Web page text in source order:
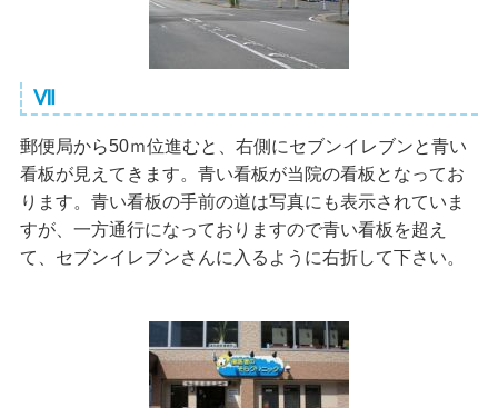
Ⅶ
郵便局から50ｍ位進むと、右側にセブンイレブンと青い
看板が見えてきます。青い看板が当院の看板となってお
ります。青い看板の手前の道は写真にも表示されていま
すが、一方通行になっておりますので青い看板を超え
て、セブンイレブンさんに入るように右折して下さい。